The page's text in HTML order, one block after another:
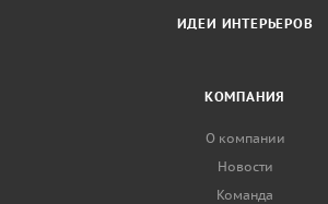
ИДЕИ ИНТЕРЬЕРОВ
КОМПАНИЯ
О компании
Новости
Команда